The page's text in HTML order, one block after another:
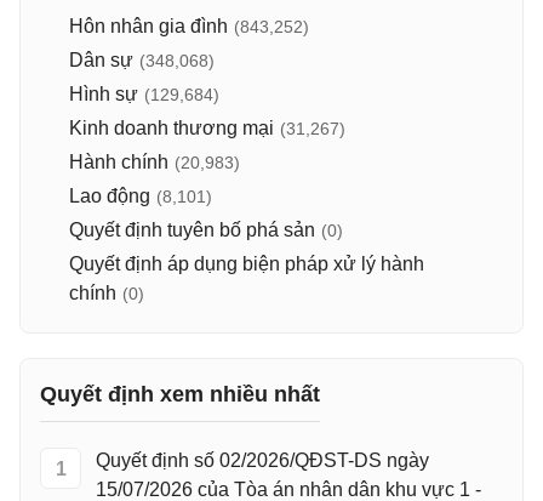
Hôn nhân gia đình (843,252)
Dân sự (348,068)
Hình sự (129,684)
Kinh doanh thương mại (31,267)
Hành chính (20,983)
Lao động (8,101)
Quyết định tuyên bố phá sản (0)
Quyết định áp dụng biện pháp xử lý hành
chính (0)
Quyết định xem nhiều nhất
1
Quyết định số 02/2026/QĐST-DS ngày
15/07/2026 của Tòa án nhân dân khu vực 1 -